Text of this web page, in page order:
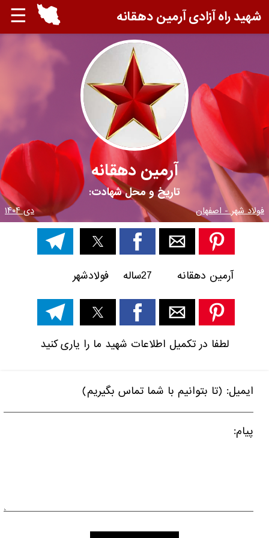
☰ شهید راه آزادی آرمین دهقانه
آرمین دهقانه
تاریخ و محل شهادت:
فولاد شهر - اصفهان دی ۱۴۰۴
آرمین دهقانه 27ساله فولادشهر
لطفا در تکمیل اطلاعات شهید ما را یاری کنید
ایمیل: (تا بتوانیم با شما تماس بگیریم)
پیام: